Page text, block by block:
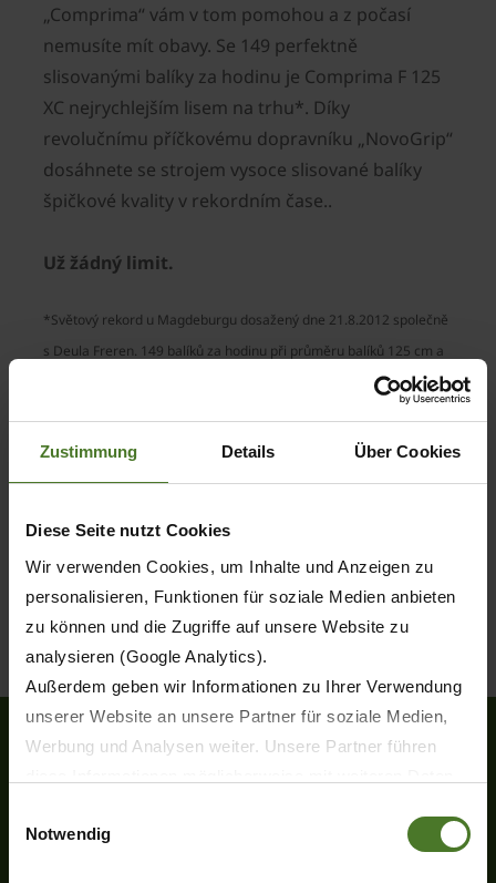
Zustimmung Details Über Cookies
Diese Seite nutzt Cookies
Wir verwenden Cookies, um Inhalte und Anzeigen zu
personalisieren, Funktionen für soziale Medien anbieten
zu können und die Zugriffe auf unsere Website zu
analysieren (Google Analytics).
Außerdem geben wir Informationen zu Ihrer Verwendung
unserer Website an unsere Partner für soziale Medien,
Werbung und Analysen weiter. Unsere Partner führen
sie im Rahmen Ihrer Nutzung der Dienste gesammelt
Notwendig
„Comprima“ vám v tom pomohou a z počasí
nemusíte mít obavy. Se 149 perfektně
slisovanými balíky za hodinu je Comprima F 125
XC nejrychlejším lisem na trhu*. Díky
revolučnímu příčkovému dopravníku „NovoGrip“
dosáhnete se strojem vysoce slisované balíky
špičkové kvality v rekordním čase..
Už žádný limit.
*Světový rekord u Magdeburgu dosažený dne 21.8.2012 společně
s Deula Freren. 149 balíků za hodinu při průměru balíků 125 cm a